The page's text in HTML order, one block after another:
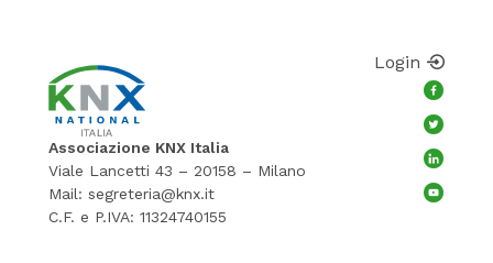
Associazione KNX Italia
Viale Lancetti 43 – 20158 – Milano
Mail: segreteria@knx.it
C.F. e P.IVA: 11324740155
Login